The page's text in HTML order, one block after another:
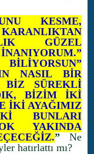
KESME,
GÜZEL
NASIL BİR
BİZ SÜREKLİ
BİZİM İKİ
İKİ AYAĞIMIZ
BUNLARI
YAKINDA
” Ne
hatırlattı mı?